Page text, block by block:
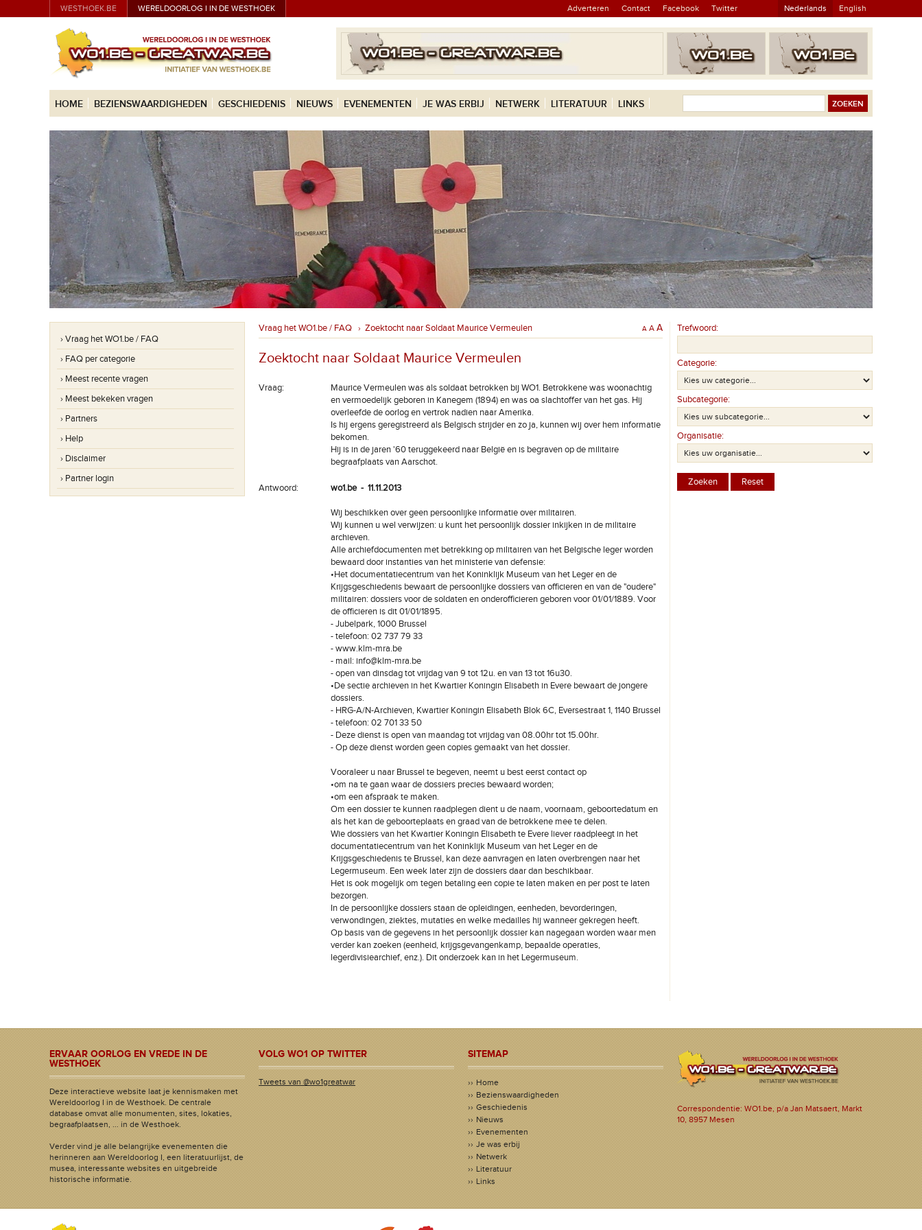
WESTHOEK.BE WERELDOORLOG I IN DE WESTHOEK Adverteren Contact Facebook Twitter Nederlands English
HOME BEZIENSWAARDIGHEDEN GESCHIEDENIS NIEUWS EVENEMENTEN JE WAS ERBIJ NETWERK LITERATUUR LINKS
› Vraag het WO1.be / FAQ
› FAQ per categorie
› Meest recente vragen
› Meest bekeken vragen
› Partners
› Help
› Disclaimer
› Partner login
Vraag het WO1.be / FAQ › Zoektocht naar Soldaat Maurice Vermeulen A A A
Zoektocht naar Soldaat Maurice Vermeulen
Vraag:
Maurice Vermeulen was als soldaat betrokken bij WO1. Betrokkene was woonachtig
en vermoedelijk geboren in Kanegem (1894) en was oa slachtoffer van het gas. Hij
overleefde de oorlog en vertrok nadien naar Amerika.
Is hij ergens geregistreerd als Belgisch strijder en zo ja, kunnen wij over hem informatie
bekomen.
Hij is in de jaren '60 teruggekeerd naar België en is begraven op de militaire
begraafplaats van Aarschot.
Antwoord: wo1.be - 11.11.2013
Wij beschikken over geen persoonlijke informatie over militairen.
Wij kunnen u wel verwijzen: u kunt het persoonlijk dossier inkijken in de militaire
archieven.
Alle archiefdocumenten met betrekking op militairen van het Belgische leger worden
bewaard door instanties van het ministerie van defensie:
•Het documentatiecentrum van het Koninklijk Museum van het Leger en de
Krijgsgeschiedenis bewaart de persoonlijke dossiers van officieren en van de "oudere"
militairen: dossiers voor de soldaten en onderofficieren geboren voor 01/01/1889. Voor
de officieren is dit 01/01/1895.
- Jubelpark, 1000 Brussel
- telefoon: 02 737 79 33
- www.klm-mra.be
- mail: info@klm-mra.be
- open van dinsdag tot vrijdag van 9 tot 12u. en van 13 tot 16u30.
•De sectie archieven in het Kwartier Koningin Elisabeth in Evere bewaart de jongere
dossiers.
- HRG-A/N-Archieven, Kwartier Koningin Elisabeth Blok 6C, Eversestraat 1, 1140 Brussel
- telefoon: 02 701 33 50
- Deze dienst is open van maandag tot vrijdag van 08.00hr tot 15.00hr.
- Op deze dienst worden geen copies gemaakt van het dossier.
Vooraleer u naar Brussel te begeven, neemt u best eerst contact op
•om na te gaan waar de dossiers precies bewaard worden;
•om een afspraak te maken.
Om een dossier te kunnen raadplegen dient u de naam, voornaam, geboortedatum en
als het kan de geboorteplaats en graad van de betrokkene mee te delen.
Wie dossiers van het Kwartier Koningin Elisabeth te Evere liever raadpleegt in het
documentatiecentrum van het Koninklijk Museum van het Leger en de
Krijgsgeschiedenis te Brussel, kan deze aanvragen en laten overbrengen naar het
Legermuseum. Een week later zijn de dossiers daar dan beschikbaar.
Het is ook mogelijk om tegen betaling een copie te laten maken en per post te laten
bezorgen.
In de persoonlijke dossiers staan de opleidingen, eenheden, bevorderingen,
verwondingen, ziektes, mutaties en welke medailles hij wanneer gekregen heeft.
Op basis van de gegevens in het persoonlijk dossier kan nagegaan worden waar men
verder kan zoeken (eenheid, krijgsgevangenkamp, bepaalde operaties,
legerdivisiearchief, enz.). Dit onderzoek kan in het Legermuseum.
Trefwoord:
Categorie:
Subcategorie:
Organisatie:
ERVAAR OORLOG EN VREDE IN DE
WESTHOEK
Deze interactieve website laat je kennismaken met
Wereldoorlog I in de Westhoek. De centrale
database omvat alle monumenten, sites, lokaties,
begraafplaatsen, ... in de Westhoek.
Verder vind je alle belangrijke evenementen die
herinneren aan Wereldoorlog I, een literatuurlijst, de
musea, interessante websites en uitgebreide
historische informatie.
VOLG WO1 OP TWITTER
Tweets van @wo1greatwar
SITEMAP
Home
Bezienswaardigheden
Geschiedenis
Nieuws
Evenementen
Je was erbij
Netwerk
Literatuur
Links
Correspondentie: WO1.be, p/a Jan Matsaert, Markt
10, 8957 Mesen